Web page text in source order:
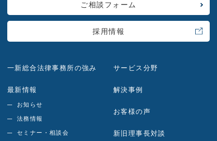
ご相談フォーム
採用情報
一新総合法律事務所の強み
最新情報
お知らせ
法務情報
セミナー・相談会
サービス分野
解決事例
お客様の声
新旧理事長対談